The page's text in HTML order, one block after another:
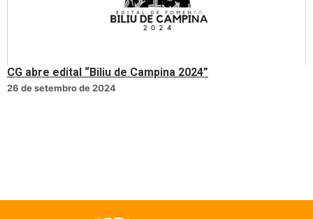
CG abre edital “Biliu de Campina 2024”
26 de setembro de 2024